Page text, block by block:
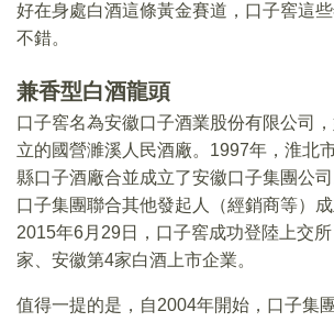
好在身處白酒這條黃金賽道，口子窖這
不錯。
兼香型白酒龍頭
口子窖名為安徽口子酒業股份有限公司
立的國營濉溪人民酒廠。1997年，淮北
縣口子酒廠合並成立了安徽口子集團公司
口子集團聯合其他發起人（經銷商等）成
2015年6月29日，口子窖成功登陸上交
家、安徽第4家白酒上市企業。
值得一提的是，自2004年開始，口子集